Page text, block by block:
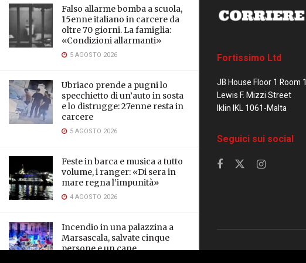
Falso allarme bomba a scuola,
15enne italiano in carcere da
oltre 70 giorni. La famiglia:
«Condizioni allarmanti»
5 AGOSTO 2026
Ubriaco prende a pugni lo
specchietto di un’auto in sosta
e lo distrugge: 27enne resta in
carcere
5 AGOSTO 2026
Feste in barca e musica a tutto
volume, i ranger: «Di sera in
mare regna l’impunità»
4 AGOSTO 2026
Incendio in una palazzina a
Marsascala, salvate cinque
persone e un cane
Fortissimo Ltd
JB House Floor 1 Room 1
Lewis F. Mizzi Street
Iklin IKL 1061-Malta
Seguici sui social